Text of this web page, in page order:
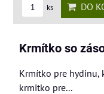
ks DO
Krmítko so
Krmítko pre hydinu,
krmitko pre...